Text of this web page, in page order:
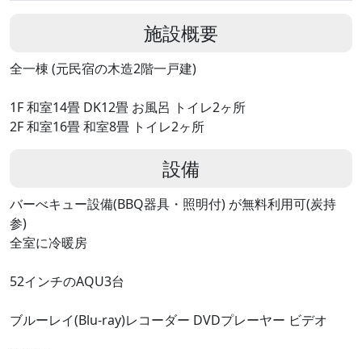
施設概要
全一棟 (元民宿の木造2階一戸建)
1F 和室14畳 DK12畳 お風呂 トイレ2ヶ所
2F 和室16畳 和室8畳 トイレ2ヶ所
設備
バーべキュー設備(BBQ器具・照明付) が無料利用可(炭持
参)
全室に冷暖房
52インチのAQU3台
ブルーレイ(Blu-ray)レコーダー DVDプレーヤー ビデオ